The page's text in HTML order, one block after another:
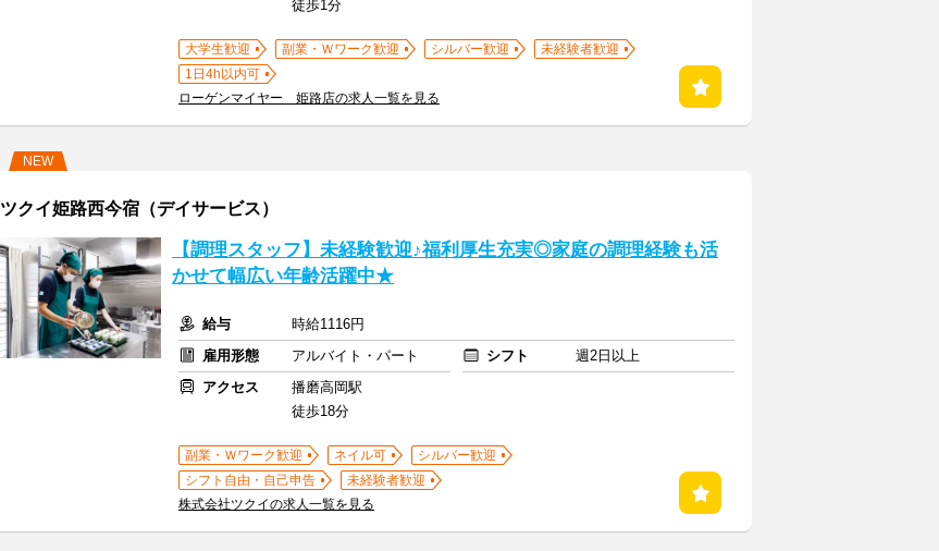
徒歩1分
大学生歓迎 副業・Ｗワーク歓迎 シルバー歓迎
未経験者歓迎
1日4h以内可
ローゲンマイヤー 姫路店の求人一覧を見る
NEW
ツクイ姫路西今宿（デイサービス）
【調理スタッフ】未経験歓迎♪福利厚生充実◎家庭の調理経験も活
かせて幅広い年齢活躍中★
給与
時給1116円
雇用形態
アルバイト・パート シフト
週2日以上
アクセス
播磨高岡駅
徒歩18分
副業・Ｗワーク歓迎 ネイル可
シルバー歓迎
シフト自由・自己申告
未経験者歓迎
株式会社ツクイの求人一覧を見る